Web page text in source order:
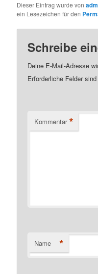
Dieser Eintrag wurde von
ein Lesezeichen für den
Schreibe
Deine E-Mail-Adresse
Erforderliche Felder
Kommentar *
Name *